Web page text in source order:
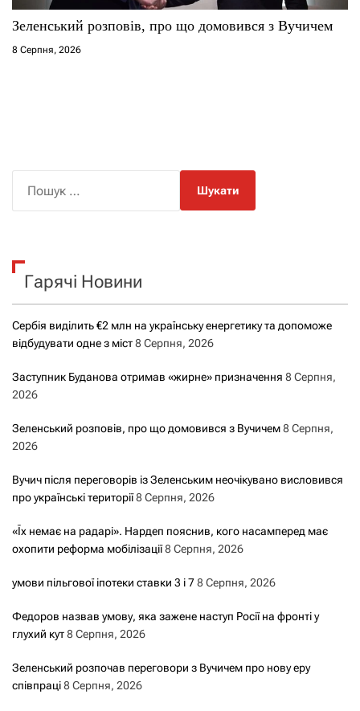
Зеленський розповів, про що домовився з Вучичем
8 Серпня, 2026
к
Гарячі Новини
Сербія виділить €2 млн на українську енергетику та допоможе
відбудувати одне з міст8 Серпня, 2026
Заступник Буданова отримав «жирне» призначення 8 Серпня,
2026
Зеленський розповів, про що домовився з Вучичем8 Серпня,
2026
Вучич після переговорів із Зеленським неочікувано висловився
про українські території8 Серпня, 2026
«Їх немає на радарі». Нардеп пояснив, кого насамперед має
охопити реформа мобілізації8 Серпня, 2026
умови пільгової іпотеки ставки 3 і 78 Серпня, 2026
Федоров назвав умову, яка зажене наступ Росії на фронті у
глухий кут8 Серпня, 2026
Зеленський розпочав переговори з Вучичем про нову еру
співпраці8 Серпня, 2026